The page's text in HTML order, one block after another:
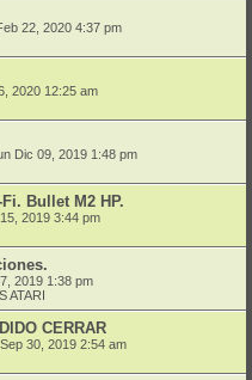
22, 2020 4:37 pm
2020 12:25 am
Dic 09, 2019 1:48 pm
Bullet M2 HP.
2019 3:44 pm
2019 1:38 pm
ATARI
CERRAR
30, 2019 2:54 am